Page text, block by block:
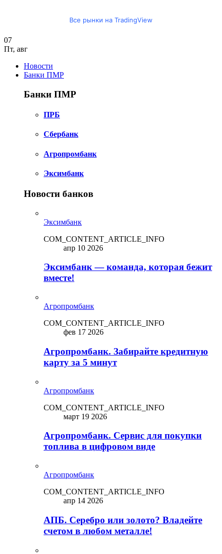
Все рынки на TradingView
07
Пт, авг
Новости
Банки ПМР
Банки ПМР
ПРБ
Сбербанк
Агропромбанк
Эксимбанк
Новости банков
Эксимбанк
COM_CONTENT_ARTICLE_INFO
апр 10 2026
Эксимбанк — команда, которая бежит
вместе!
Агропромбанк
COM_CONTENT_ARTICLE_INFO
фев 17 2026
Агропромбанк. Забирайте кредитную
карту за 5 минут
Агропромбанк
COM_CONTENT_ARTICLE_INFO
март 19 2026
Агропромбанк. Сервис для покупки
топлива в цифровом виде
Агропромбанк
COM_CONTENT_ARTICLE_INFO
апр 14 2026
АПБ. Серебро или золото? Владейте
счетом в любом металле!